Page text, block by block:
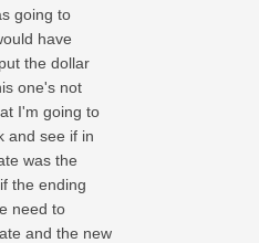
going to
have
the dollar
one's not
I'm going to
and see if in
was the
the ending
need to
and the new